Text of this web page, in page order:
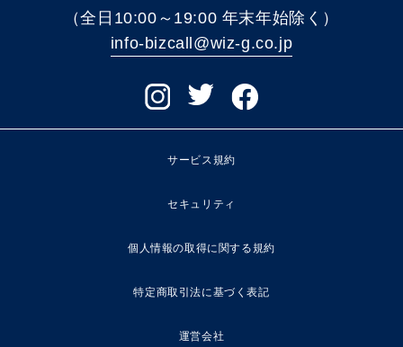
（全日10:00～19:00 年末年始除く）
info-bizcall@wiz-g.co.jp
サービス規約
セキュリティ
個人情報の取得に関する規約
特定商取引法に基づく表記
運営会社